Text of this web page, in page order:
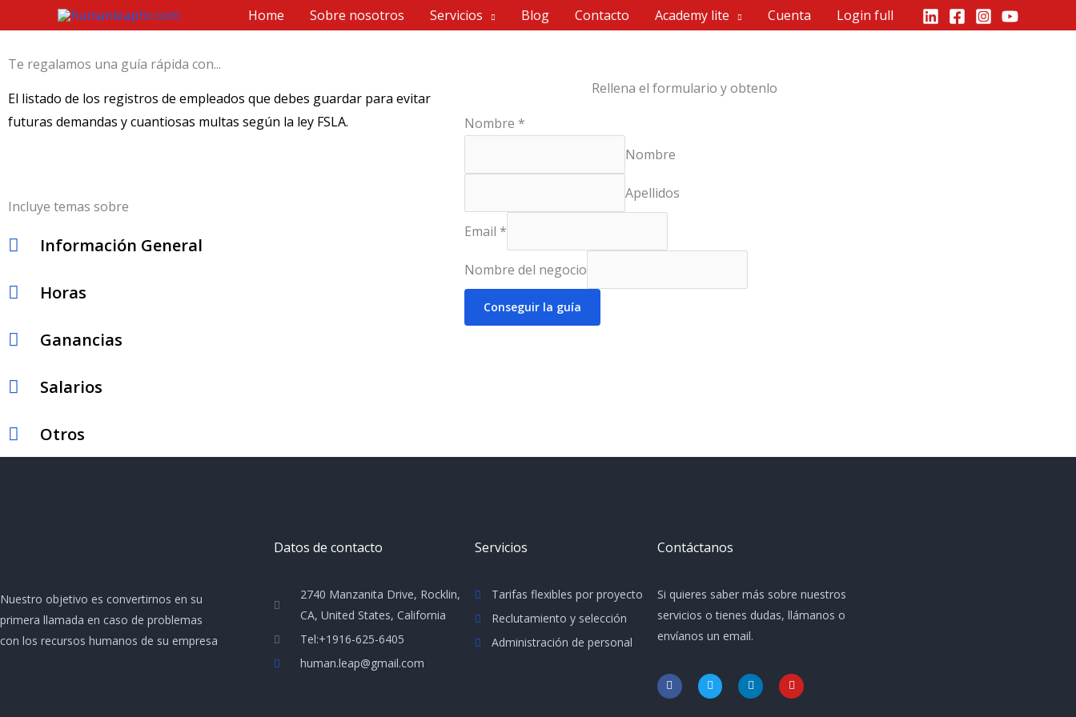
al
contenido
Home Sobre nosotros Servicios Blog Contacto Academy lite Cuenta Login full
Te regalamos una guía rápida con...
El listado de los registros de empleados que debes guardar para evitar
futuras demandas y cuantiosas multas según la ley FSLA.​
Incluye temas sobre
Información General
Horas
Ganancias
Salarios
Otros
Rellena el formulario y obtenlo
Nombre *
Nombre
Apellidos
Email *
Nombre del negocio
Conseguir la guía
Nuestro objetivo es convertirnos en su
primera llamada en caso de problemas
con los recursos humanos de su empresa
Datos de contacto
2740 Manzanita Drive, Rocklin,
CA, United States, California
Tel:+1916-625-6405
human.leap@gmail.com
Servicios
Tarifas flexibles por proyecto
Reclutamiento y selección
Administración de personal
Contáctanos
Si quieres saber más sobre nuestros
servicios o tienes dudas, llámanos o
envíanos un email.
F
a
c
T
w
i
L
i
n
Y
o
u